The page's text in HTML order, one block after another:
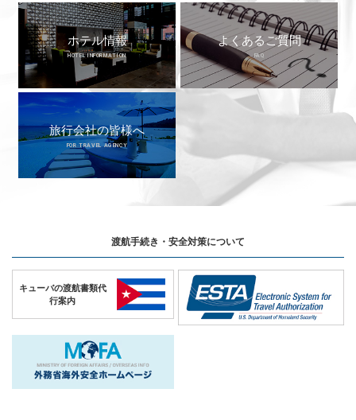
ホテル情報
HOTEL INFORMATION
よくあるご質問
FAQ
旅行会社の皆様へ
FOR TRAVEL AGENCY
渡航手続き・安全対策について
キューバの渡航書類代
行案内